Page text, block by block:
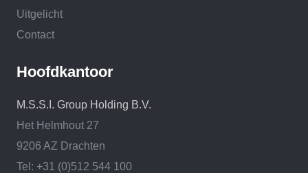
Uitgelicht
Contact
Hoofdkantoor
M.S.S.I. Group Holding B.V.
Het Helmhout 27
9206 AZ Drachten
Tel: +31 (0)512 544 100